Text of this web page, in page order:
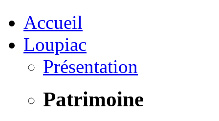
Accueil
Loupiac
Présentation
Patrimoine